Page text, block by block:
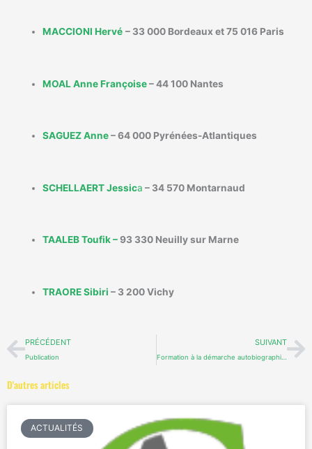
MACCIONI Hervé – 33 000 Bordeaux et 75 016 Paris
MOAL Anne Françoise– 44 100 Nantes
SAGUEZ Anne– 64 000 Pyrénées-Atlantiques
SCHELLAERT Jessica – 34 570 Montarnaud
TAALEB Toufik –93 330 Neuilly sur Marne
TRAORE Sibiri – 3 200 Vichy
Précédent
PRÉCÉDENT
Publication
SUIVANT
Formation à la démarche autobiographique
D'autres articles
ACTUALITÉS